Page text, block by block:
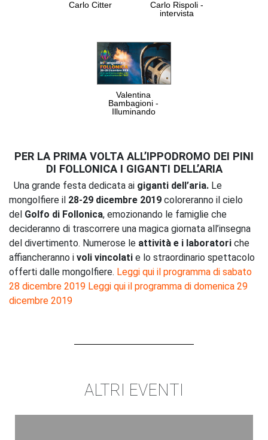
Carlo Citter
Carlo Rispoli -
intervista
Valentina
Bambagioni -
Illuminando
PER LA PRIMA VOLTA ALL’IPPODROMO DEI PINI
DI FOLLONICA I GIGANTI DELL’ARIA
Una grande festa dedicata ai giganti dell’aria. Le
mongolfiere il 28-29 dicembre 2019 coloreranno il cielo
del Golfo di Follonica, emozionando le famiglie che
decideranno di trascorrere una magica giornata all’insegna
del divertimento. Numerose le attività e i laboratori che
affiancheranno i voli vincolati e lo straordinario spettacolo
offerti dalle mongolfiere. Leggi qui il programma di sabato
28 dicembre 2019 Leggi qui il programma di domenica 29
dicembre 2019
ALTRI EVENTI